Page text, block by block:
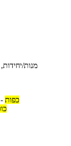
6 מנות/יחידות, 471 גרם למנה\יחידה
כפות -